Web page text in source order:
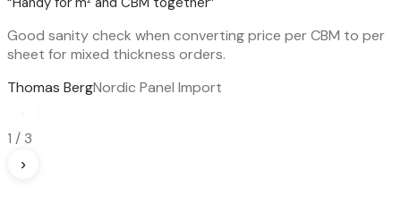
Good sanity check when converting price per CBM to per
sheet for mixed thickness orders.
Thomas BergNordic Panel Import
1 / 3
›